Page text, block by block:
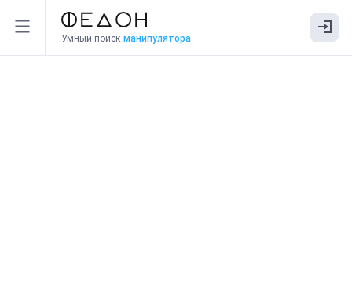
Умный поиск манипулятора